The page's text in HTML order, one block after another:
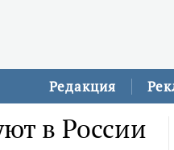
Редакция
в России